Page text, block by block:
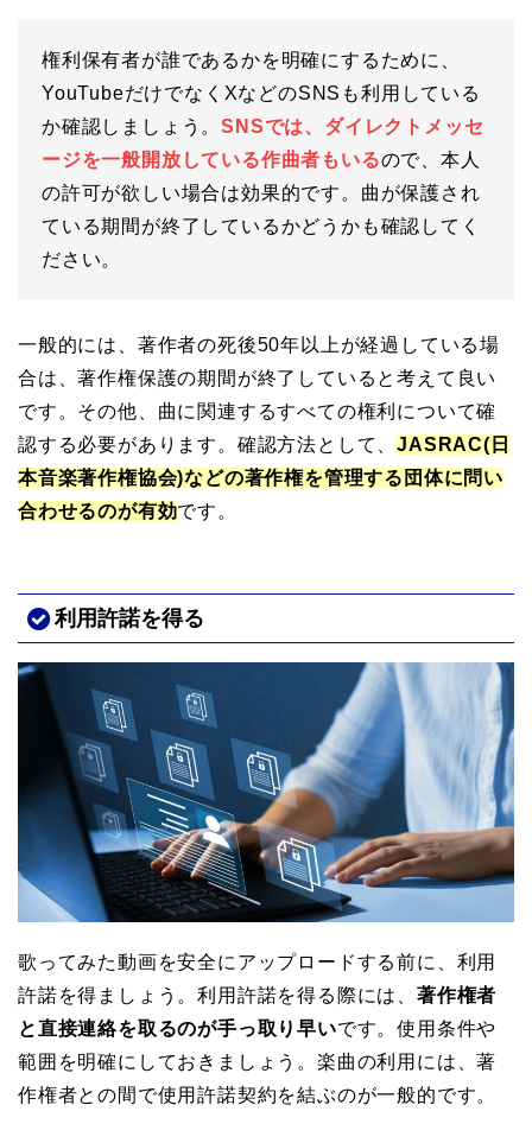
権利保有者が誰であるかを明確にするために、
YouTubeだけでなくXなどのSNSも利用している
か確認しましょう。SNSでは、ダイレクトメッセ
ージを一般開放している作曲者もいるので、本人
の許可が欲しい場合は効果的です。曲が保護され
ている期間が終了しているかどうかも確認してく
ださい。
一般的には、著作者の死後50年以上が経過している場
合は、著作権保護の期間が終了していると考えて良い
です。その他、曲に関連するすべての権利について確
認する必要があります。確認方法として、JASRAC(日
本音楽著作権協会)などの著作権を管理する団体に問い
合わせるのが有効です。
利用許諾を得る
歌ってみた動画を安全にアップロードする前に、利用
許諾を得ましょう。利用許諾を得る際には、 著作権者
と直接連絡を取るのが手っ取り早いです。使用条件や
範囲を明確にしておきましょう。楽曲の利用には、著
作権者との間で使用許諾契約を結ぶのが一般的です。